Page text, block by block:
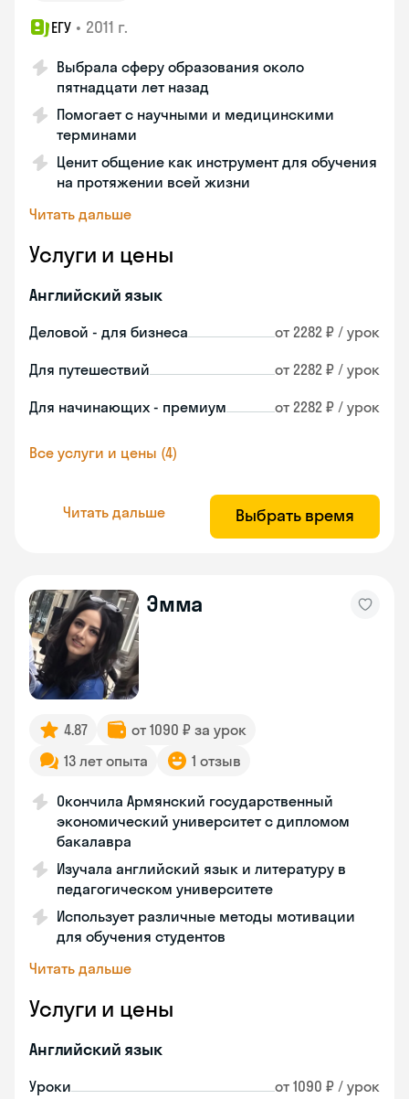
ЕГУ • 2011 г.
Выбрала сферу образования около
пятнадцати лет назад
Помогает с научными и медицинскими
терминами
Ценит общение как инструмент для обучения
на протяжении всей жизни
Читать дальше
Услуги и цены
Английский язык
Деловой - для бизнеса от 2282 ₽ / урок
Для путешествий от 2282 ₽ / урок
Для начинающих - премиум от 2282 ₽ / урок
Все услуги и цены (4)
Читать дальше Выбрать время
Эмма
4.87
от 1090 ₽ за урок
13 лет опыта
1 отзыв
Окончила Армянский государственный
экономический университет с дипломом
бакалавра
Изучала английский язык и литературу в
педагогическом университете
Использует различные методы мотивации
для обучения студентов
Читать дальше
Услуги и цены
Английский язык
Уроки от 1090 ₽ / урок